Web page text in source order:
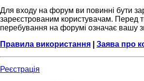
Для входу на форум ви повинні бути
зареєстрованим користувачам. Перед
перебування на форумі означає вашу
Правила використання
Заява про
Реєстрація